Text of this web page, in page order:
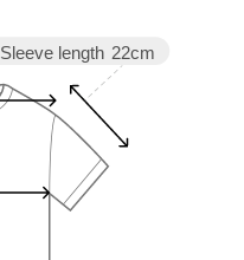
Sleeve length 22cm